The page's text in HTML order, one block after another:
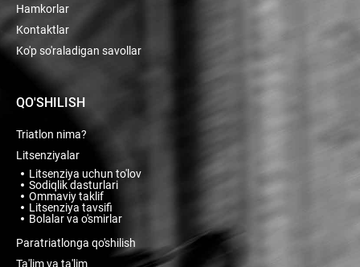
Hamkorlar
Kontaktlar
Ko'p so'raladigan savollar
QO'SHILISH
Triatlon nima?
Litsenziyalar
Litsenziya uchun to'lov
Sodiqlik dasturlari
Ommaviy taklif
Litsenziya tavsifi
Bolalar va o'smirlar
Paratriatlonga qo'shilish
Ta'lim va ta'lim